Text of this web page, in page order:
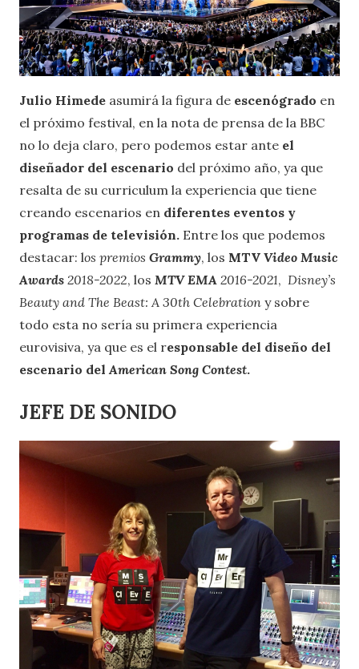
Julio Himede asumirá la figura de escenógrado en
el próximo festival, en la nota de prensa de la BBC
no lo deja claro, pero podemos estar ante el
diseñador del escenario del próximo año, ya que
resalta de su curriculum la experiencia que tiene
creando escenarios en diferentes eventos y
programas de televisión. Entre los que podemos
destacar: los premios Grammy, los MTV Video Music
Awards 2018-2022, los MTV EMA 2016-2021, Disney’s
Beauty and The Beast: A 30th Celebration y sobre
todo esta no sería su primera experiencia
eurovisiva, ya que es el responsable del diseño del
escenario delAmerican Song Contest.
JEFE DE SONIDO